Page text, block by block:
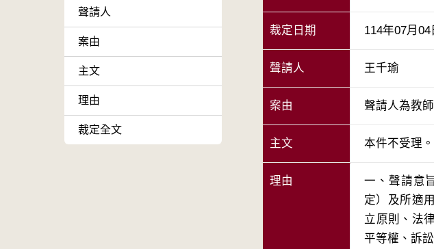
聲請人
案由
主文
理由
裁定全文
裁定日期 114年07月04
聲請人 王千瑜
案由 聲請人為教
主文 本件不受理。
理由
一、聲請意
定）及所適
立原則、法